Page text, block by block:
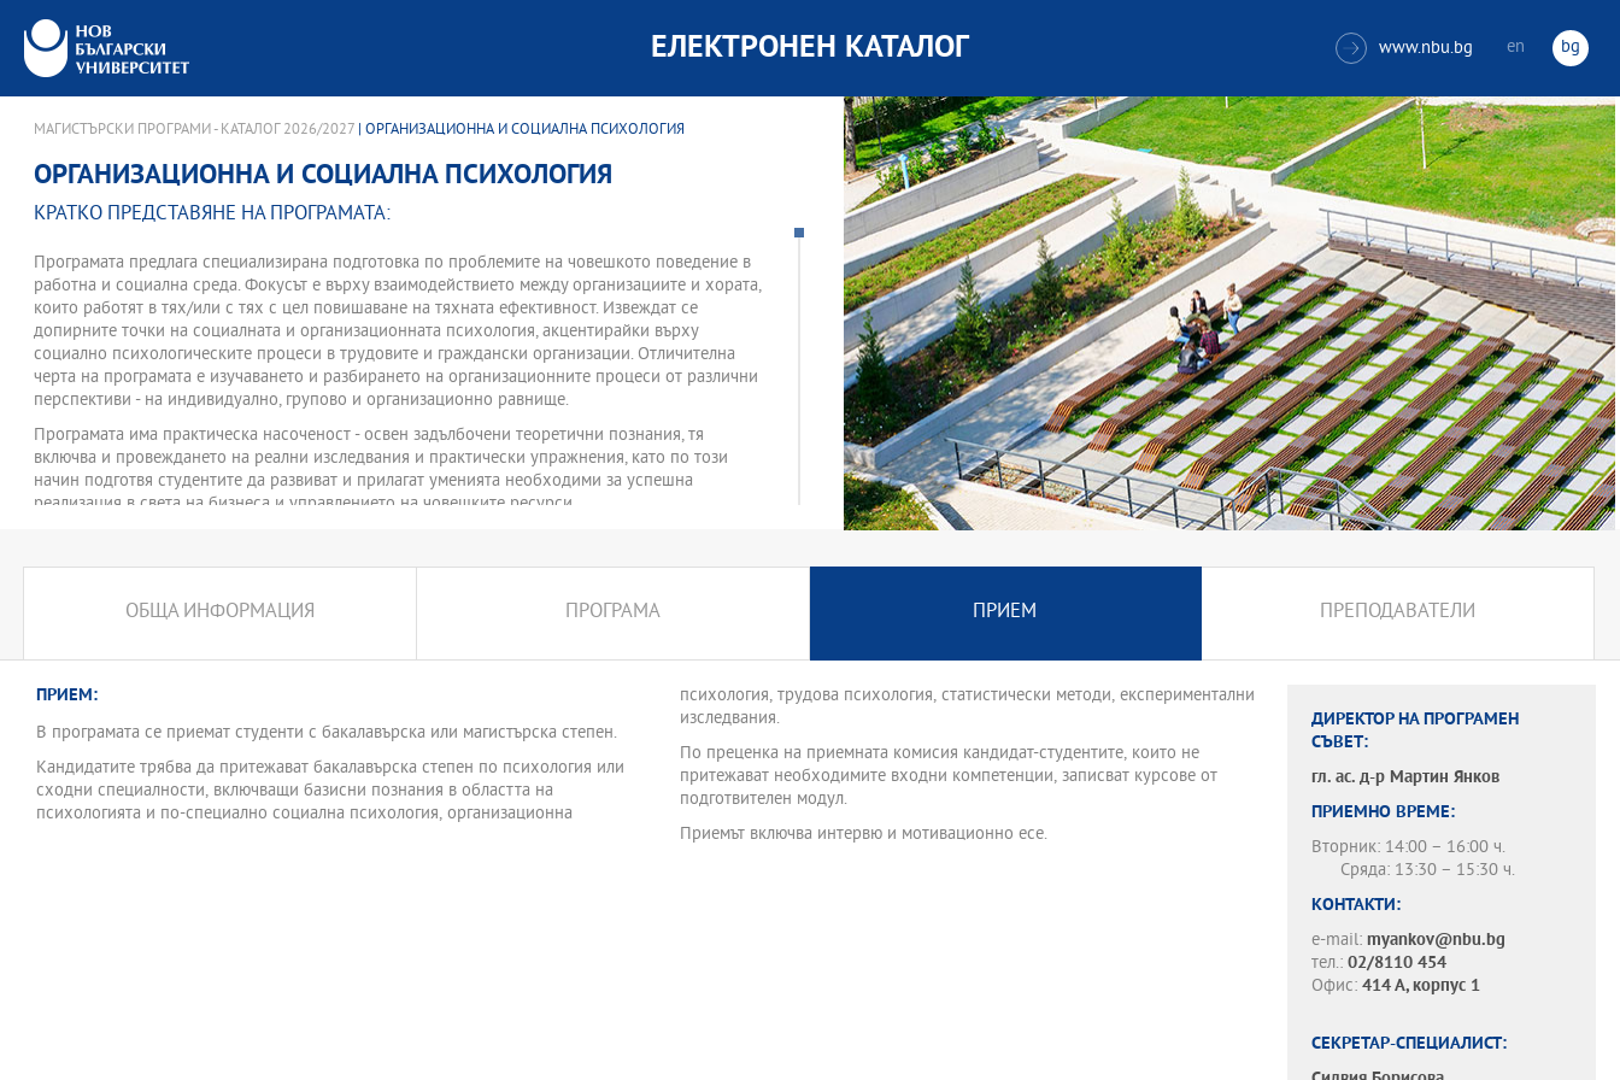
ЕЛЕКТРОНЕН КАТАЛОГ  www.nbu.bg en bg
МАГИСТЪРСКИ ПРОГРАМИ - КАТАЛОГ 2026/2027 | ОРГАНИЗАЦИОННА И СОЦИАЛНА ПСИХОЛОГИЯ
ОРГАНИЗАЦИОННА И СОЦИАЛНА ПСИХОЛОГИЯ
КРАТКО ПРЕДСТАВЯНЕ НА ПРОГРАМАТА:
Програмата предлага специализирана подготовка по проблемите на човешкото поведение в
работна и социална среда. Фокусът е върху взаимодействието между организациите и хората,
които работят в тях/или с тях с цел повишаване на тяхната ефективност. Извеждат се
допирните точки на социалната и организационната психология, акцентирайки върху
социално психологическите процеси в трудовите и граждански организации. Отличителна
черта на програмата е изучаването и разбирането на организационните процеси от различни
перспективи - на индивидуално, групово и организационно равнище.
Програмата има практическа насоченост - освен задълбочени теоретични познания, тя
включва и провеждането на реални изследвания и практически упражнения, като по този
начин подготвя студентите да развиват и прилагат уменията необходими за успешна
реализация в света на бизнеса и управлението на човешките ресурси.
ОБЩА ИНФОРМАЦИЯ ПРОГРАМА ПРИЕМ ПРЕПОДАВАТЕЛИ
ПРИЕМ:
В програмата се приемат студенти с бакалавърска или магистърска степен.
Кандидатите трябва да притежават бакалавърска степен по психология или
сходни специалности, включващи базисни познания в областта на
психологията и по-специално социална психология, организационна
психология, трудова психология, статистически методи, експериментални
изследвания.
По преценка на приемната комисия кандидат-студентите, които не
притежават необходимите входни компетенции, записват курсове от
подготвителен модул.
Приемът включва интервю и мотивационно есе.
ДИРЕКТОР НА ПРОГРАМЕН
СЪВЕТ:
гл. ас. д-р Мартин Янков
ПРИЕМНО ВРЕМЕ:
Вторник: 14:00 – 16:00 ч.
Сряда: 13:30 – 15:30 ч.
КОНТАКТИ:
e-mail: myankov@nbu.bg
тел.: 02/8110 454
Офис: 414 А, корпус 1
СЕКРЕТАР-СПЕЦИАЛИСТ: